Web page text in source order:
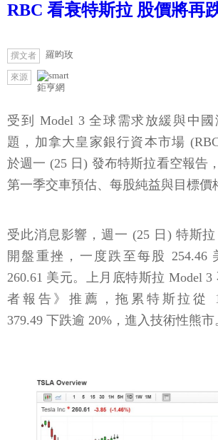
RBC 看衰特斯拉 股價將再
撰文者 羅昀玫
來源
鉅亨網
受到 Model 3 全球需求放緩與中
題，加拿大皇家銀行資本市場 (RBC
於週一 (25 日) 發布特斯拉看空報告
第一季交車預估、每股純益與目標價
受此消息影響，週一 (25 日) 特斯拉
開盤重挫，一度跌至每股 254.46
260.61 美元。上月底特斯拉 Model
者報告》推薦，拖累特斯拉從
379.49 下跌逾 20%，進入技術性熊市